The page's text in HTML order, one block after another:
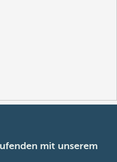
mit unserem